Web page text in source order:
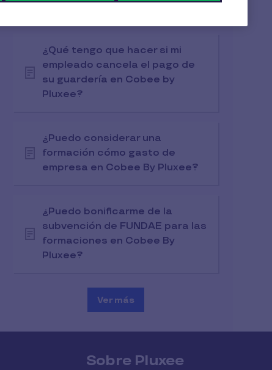
Guardería en Cobee by Pluxee?
¿Qué tengo que hacer si mi
empleado cancela el pago de
su guardería en Cobee by
Pluxee?
¿Puedo considerar una
formación cómo gasto de
empresa en Cobee By Pluxee?
¿Puedo bonificarme de la
subvención de FUNDAE para las
formaciones en Cobee By
Pluxee?
Ver más
Sobre Pluxee